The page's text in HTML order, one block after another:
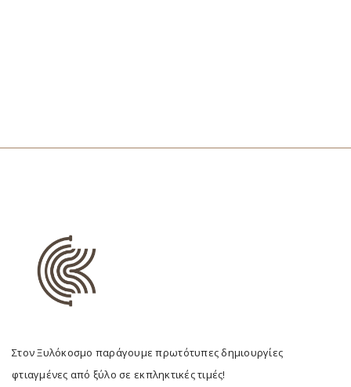
Στον Ξυλόκοσμο παράγουμε πρωτότυπες δημιουργίες
φτιαγμένες από ξύλο σε εκπληκτικές τιμές!